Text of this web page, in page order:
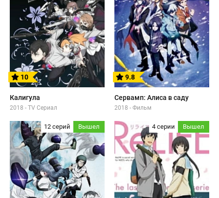
10
Калигула
2018 - TV Сериал
9.8
Сервамп: Алиса в саду
2018 - Фильм
12 серий Вышел 4 серии Вышел